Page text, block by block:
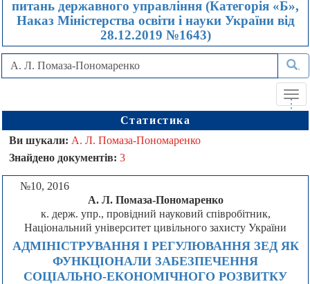
питань державного управління (Категорія «Б»,
Наказ Міністерства освіти і науки України від
28.12.2019 №1643)
...
Статистика
Ви шукали: А. Л. Помаза-Пономаренко
Знайдено документів: 3
№10, 2016
А. Л. Помаза-Пономаренко
к. держ. упр., провідний науковий співробітник,
Національний університет цивільного захисту України
АДМІНІСТРУВАННЯ І РЕГУЛЮВАННЯ ЗЕД ЯК
ФУНКЦІОНАЛИ ЗАБЕЗПЕЧЕННЯ
СОЦІАЛЬНО-ЕКОНОМІЧНОГО РОЗВИТКУ